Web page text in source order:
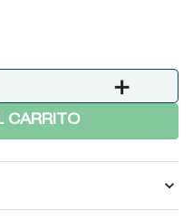
＋
CARRITO